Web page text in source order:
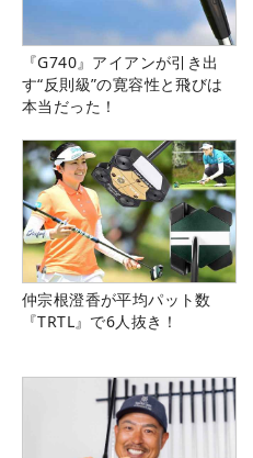
『G740』アイアンが引き出
す“反則級”の寛容性と飛びは
本当だった！
仲宗根澄香が平均パット数
『TRTL』で6人抜き！